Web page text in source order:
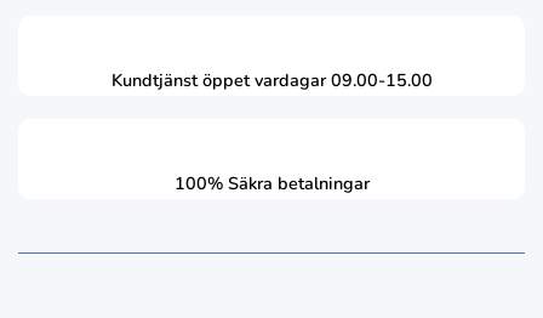
Kundtjänst öppet vardagar 09.00-15.00
100% Säkra betalningar